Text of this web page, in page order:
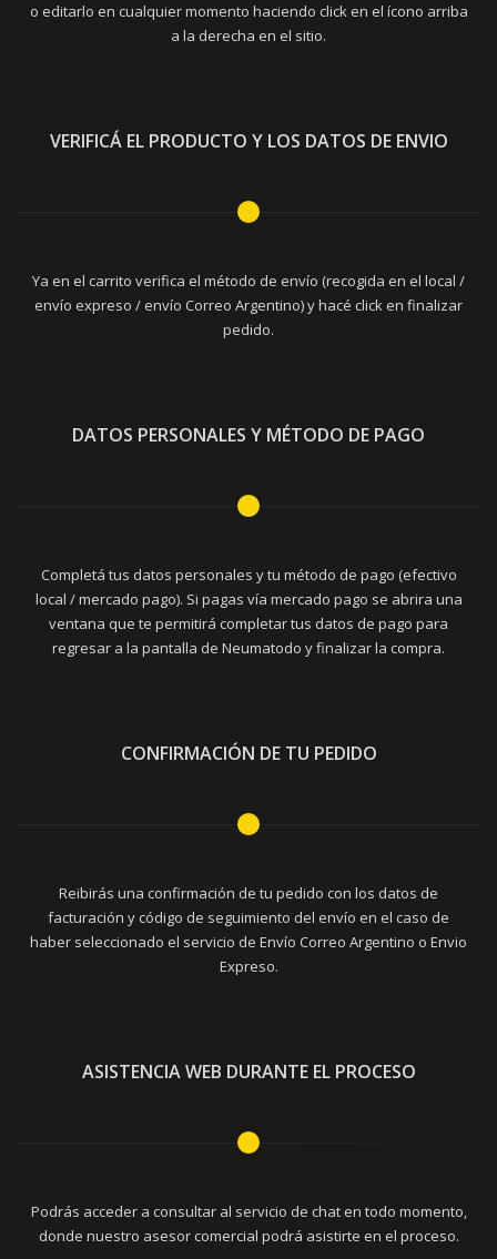
o editarlo en cualquier momento haciendo click en el ícono arriba
a la derecha en el sitio.
VERIFICÁ EL PRODUCTO Y LOS DATOS DE ENVIO
Ya en el carrito verifica el método de envío (recogida en el local /
envío expreso / envío Correo Argentino) y hacé click en finalizar
pedido.
DATOS PERSONALES Y MÉTODO DE PAGO
Completá tus datos personales y tu método de pago (efectivo
local / mercado pago). Si pagas vía mercado pago se abrira una
ventana que te permitirá completar tus datos de pago para
regresar a la pantalla de Neumatodo y finalizar la compra.
CONFIRMACIÓN DE TU PEDIDO
Reibirás una confirmación de tu pedido con los datos de
facturación y código de seguimiento del envío en el caso de
haber seleccionado el servicio de Envío Correo Argentino o Envio
Expreso.
ASISTENCIA WEB DURANTE EL PROCESO
Podrás acceder a consultar al servicio de chat en todo momento,
donde nuestro asesor comercial podrá asistirte en el proceso.